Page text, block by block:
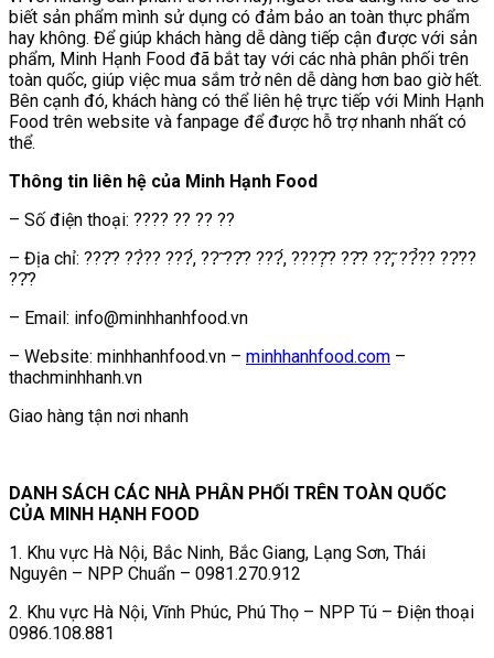
biết sản phẩm mình sử dụng có đảm bảo an toàn thực phẩm
hay không. Để giúp khách hàng dễ dàng tiếp cận được với sản
phẩm, Minh Hạnh Food đã bắt tay với các nhà phân phối trên
toàn quốc, giúp việc mua sắm trở nên dễ dàng hơn bao giờ hết.
Bên cạnh đó, khách hàng có thể liên hệ trực tiếp với Minh Hạnh
Food trên website và fanpage để được hỗ trợ nhanh nhất có
thể.
Thông tin liên hệ của Minh Hạnh Food
– Số điện thoại: ???? ?? ?? ??
– Địa chỉ: ???̂? ??̀?? ???́, ??̃ ??̂? ???́, ????̣̂? ??̂? ??̃, ??̉?? ??̛??
??̂?
– Email: info@minhhanhfood.vn
– Website: minhhanhfood.vn – minhhanhfood.com –
thachminhhanh.vn
Giao hàng tận nơi nhanh
DANH SÁCH CÁC NHÀ PHÂN PHỐI TRÊN TOÀN QUỐC
CỦA MINH HẠNH FOOD
1. Khu vực Hà Nội, Bắc Ninh, Bắc Giang, Lạng Sơn, Thái
Nguyên – NPP Chuẩn – 0981.270.912
2. Khu vực Hà Nội, Vĩnh Phúc, Phú Thọ – NPP Tú – Điện thoại
0986.108.881